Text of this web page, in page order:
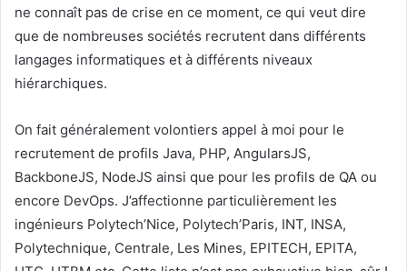
ne connaît pas de crise en ce moment, ce qui veut dire
que de nombreuses sociétés recrutent dans différents
langages informatiques et à différents niveaux
hiérarchiques.
On fait généralement volontiers appel à moi pour le
recrutement de profils Java, PHP, AngularsJS,
BackboneJS, NodeJS ainsi que pour les profils de QA ou
encore DevOps. J’affectionne particulièrement les
ingénieurs Polytech’Nice, Polytech’Paris, INT, INSA,
Polytechnique, Centrale, Les Mines, EPITECH, EPITA,